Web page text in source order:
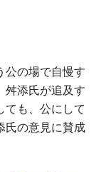
公の場で自慢す
舛添氏が追及す
ても、公にして
氏の意見に賛成